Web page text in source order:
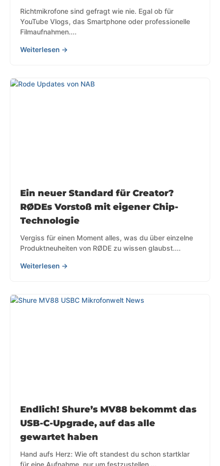
Richtmikrofone sind gefragt wie nie. Egal ob für
YouTube Vlogs, das Smartphone oder professionelle
Filmaufnahmen....
Weiterlesen →
Ein neuer Standard für Creator?
RØDEs Vorstoß mit eigener Chip-
Technologie
Vergiss für einen Moment alles, was du über einzelne
Produktneuheiten von RØDE zu wissen glaubst....
Weiterlesen →
Endlich! Shure’s MV88 bekommt das
USB-C-Upgrade, auf das alle
gewartet haben
Hand aufs Herz: Wie oft standest du schon startklar
für eine Aufnahme, nur um festzustellen,...